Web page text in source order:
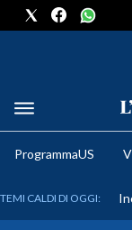
METEO
ProgrammaUS
TEMI CALDI DI OGGI: